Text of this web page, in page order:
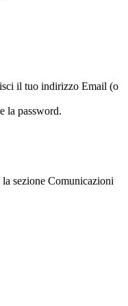
il tuo indirizzo Email (o
la password.
sezione Comunicazioni